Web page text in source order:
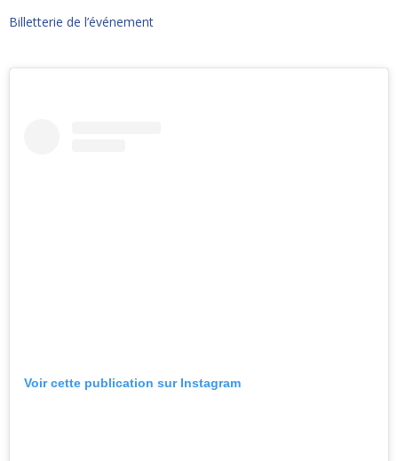
Billetterie de l’événement
Voir cette publication sur Instagram